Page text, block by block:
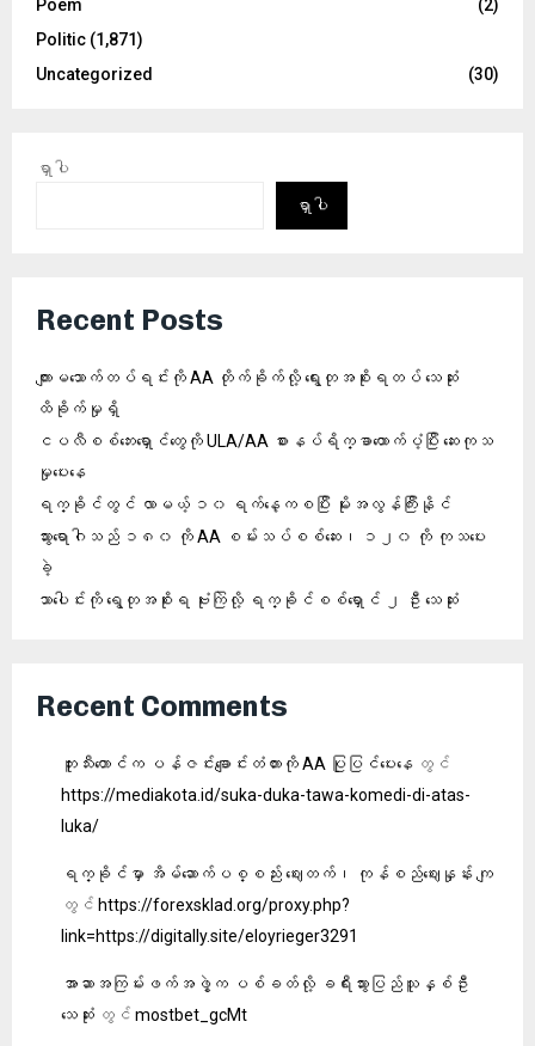
Poem
(2)
Politic (1,871)
Uncategorized
(30)
ရှာပါ
ရှာပါ
Recent Posts
ကျားမသောက်တပ်ရင်းကို AA တိုက်ခိုက်လို့ ရွေးတုအစိုးရတပ် သေဆုံး
ထိခိုက်မှုရှိ
ငပလီစစ်ဘေးရှောင်တွေကို ULA/AA စားနပ်ရိက္ခာထောက်ပံ့ပြီး ဆေးကုသ
မှုပေးနေ
ရက္ခိုင်တွင် လာမယ့် ၁၀ ရက်နေ့ကစပြီး မိုးအလွန်ကြီးနိုင်
သွားရောဂါသည် ၁၈၀ ကို AA စမ်းသပ်စစ်ဆေး၊ ၁၂၀ ကို ကုသပေး
ခဲ့
သာပေါင်းကို ရွေတုအစိုးရ ဗုံးကြဲလို့ ရက္ခိုင်စစ်ရှောင် ၂ ဦး သေဆုံး
Recent Comments
ဘူးသီးတောင်က ပန်ဇင်းချောင်းတံတားကို AA ပြုပြင်ပေးနေ တွင်
https://mediakota.id/suka-duka-tawa-komedi-di-atas-
luka/
ရက္ခိုင်မှာ အိမ်ဆောက်ပစ္စည်း ဈေးတက်၊ ကုန်စည်ဈေးနှုန်း ကျ
တွင် https://forexsklad.org/proxy.php?
link=https://digitally.site/eloyrieger3291
အာဆာအကြမ်းဖက်အဖွဲ့က ပစ်ခတ်လို့ ခရီးသွားပြည်သူနှစ်ဦး
သေဆုံး တွင် mostbet_gcMt